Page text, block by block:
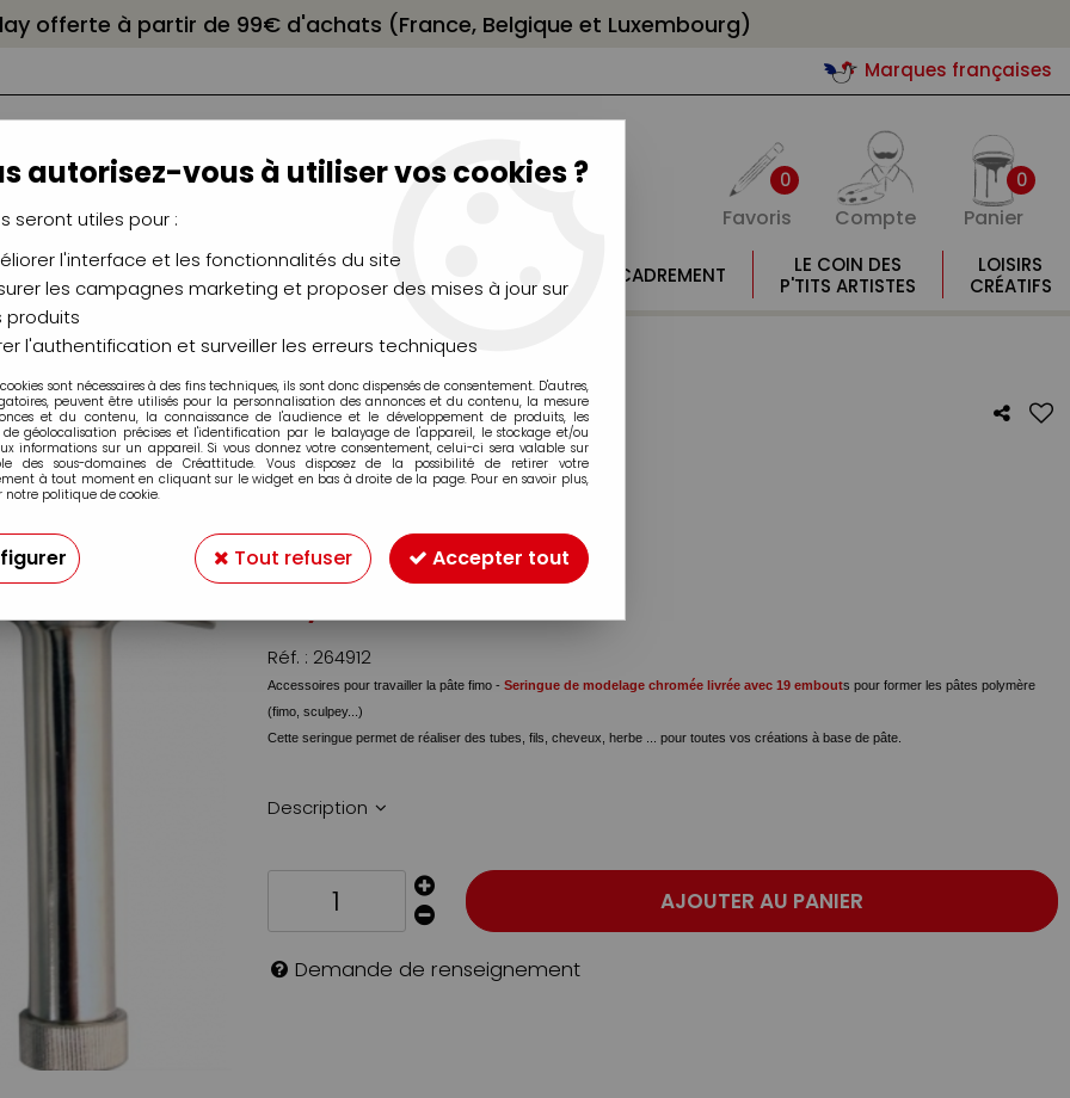
offerte à partir de 99€ d'achats (France, Belgique et Luxembourg)
Marques françaises
0
Favoris Compte
0
Panier
CHÂSSIS
CHEVALETS
AÉROGRAPHIE
MODÉLISME
MOULAGE
ENCADREMENT
LE COIN DES
P'TITS ARTISTES
LOISIRS
CRÉATIFS
SERINGUE À PISTON
Soyez le premier à donner votre avis !
12,70 €
Réf. : 264912
Accessoires pour travailler la pâte fimo - Seringue de modelage chromée livrée avec 19 embouts pour former les pâtes polymère
(fimo, sculpey...)
Cette seringue permet de réaliser des tubes, fils, cheveux, herbe ... pour toutes vos créations à base de pâte.
Description
AJOUTER AU PANIER
Demande de renseignement
autorisez-vous à utiliser vos cookies ?
seront utiles pour :
l'interface et les fonctionnalités du site
les campagnes marketing et proposer des mises à jour sur
produits
l'authentification et surveiller les erreurs techniques
sont nécessaires à des fins techniques, ils sont donc dispensés de consentement. D'autres,
peuvent être utilisés pour la personnalisation des annonces et du contenu, la mesure
et du contenu, la connaissance de l'audience et le développement de produits, les
de géolocalisation précises et l'identification par le balayage de l'appareil, le stockage et/ou
informations sur un appareil. Si vous donnez votre consentement, celui-ci sera valable sur
des sous-domaines de Créattitude. Vous disposez de la possibilité de retirer votre
à tout moment en cliquant sur le widget en bas à droite de la page. Pour en savoir plus,
notre politique de cookie.
Tout refuser Accepter tout